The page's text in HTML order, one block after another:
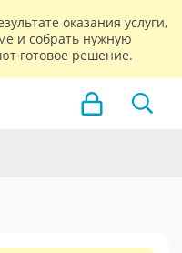
оказания услуги,
и собрать нужную
готовое решение.